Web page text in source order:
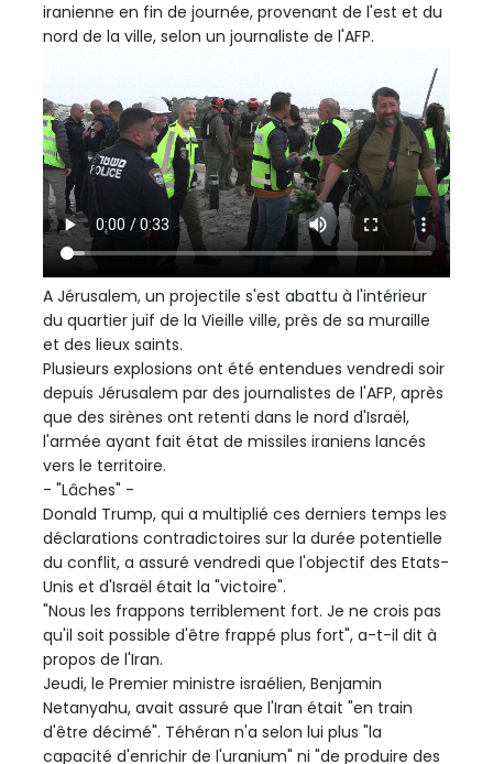
iranienne en fin de journée, provenant de l'est et du
nord de la ville, selon un journaliste de l'AFP.
A Jérusalem, un projectile s'est abattu à l'intérieur
du quartier juif de la Vieille ville, près de sa muraille
et des lieux saints.
Plusieurs explosions ont été entendues vendredi soir
depuis Jérusalem par des journalistes de l'AFP, après
que des sirènes ont retenti dans le nord d'Israël,
l'armée ayant fait état de missiles iraniens lancés
vers le territoire.
- "Lâches" -
Donald Trump, qui a multiplié ces derniers temps les
déclarations contradictoires sur la durée potentielle
du conflit, a assuré vendredi que l'objectif des Etats-
Unis et d'Israël était la "victoire".
"Nous les frappons terriblement fort. Je ne crois pas
qu'il soit possible d'être frappé plus fort", a-t-il dit à
propos de l'Iran.
Jeudi, le Premier ministre israélien, Benjamin
Netanyahu, avait assuré que l'Iran était "en train
d'être décimé". Téhéran n'a selon lui plus "la
capacité d'enrichir de l'uranium" ni "de produire des